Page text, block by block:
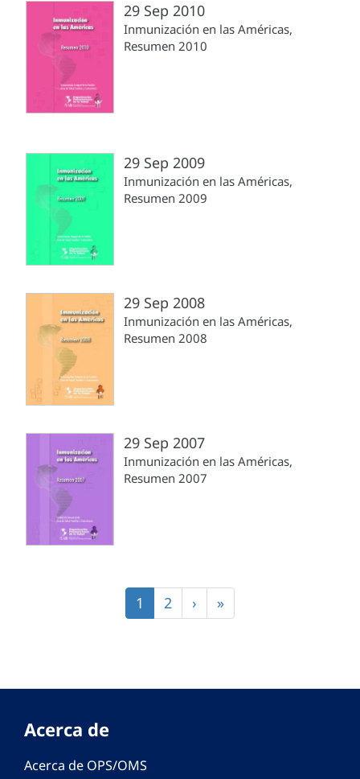
29 Sep 2010
Inmunización en las Américas,
Resumen 2010
29 Sep 2009
Inmunización en las Américas,
Resumen 2009
29 Sep 2008
Inmunización en las Américas,
Resumen 2008
29 Sep 2007
Inmunización en las Américas,
Resumen 2007
Página
actual
1 Página
2
Siguiente
página
›
Última
página
»
Acerca de
Acerca de OPS/OMS